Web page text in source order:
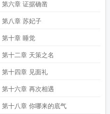
第六章 证据确凿
第八章 苏妃子
第十章 睡觉
第十二章 天策之名
第十四章 见面礼
第十六章 再次相遇
第十八章 你哪来的底气